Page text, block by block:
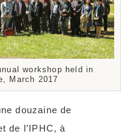
workshop held in
March 2017
douzaine de
de l’IPHC, à